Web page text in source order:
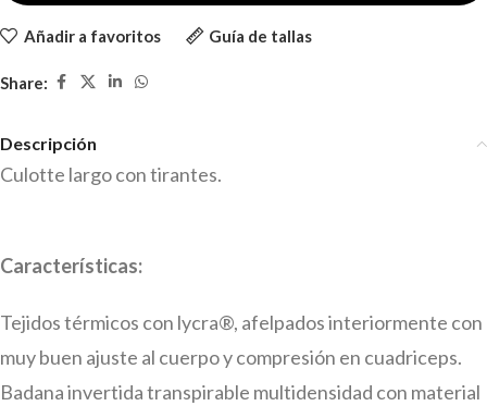
Añadir a favoritos Guía de tallas
Share:
Descripción
Culotte largo con tirantes.
Características:
Tejidos térmicos con lycra®, afelpados interiormente con
muy buen ajuste al cuerpo y compresión en cuadriceps.
Badana invertida transpirable multidensidad con material